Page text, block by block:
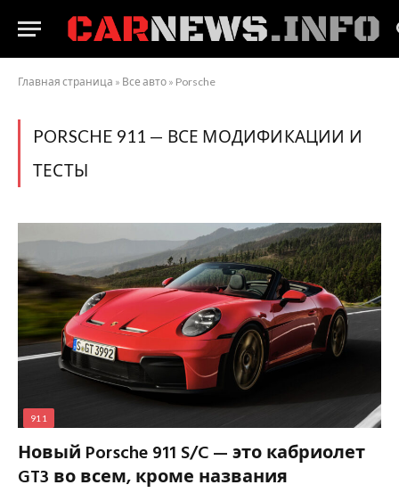
Главная страница » Все авто » Porsche
PORSCHE 911 — ВСЕ МОДИФИКАЦИИ И
ТЕСТЫ
911
Новый Porsche 911 S/C — это кабриолет
GT3 во всем, кроме названия